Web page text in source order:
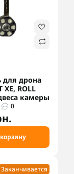
для дрона
XE, ROLL
камеры
0
Заканчивается